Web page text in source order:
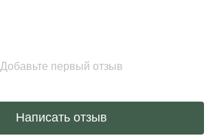
Добавьте первый отзыв
Написать отзыв